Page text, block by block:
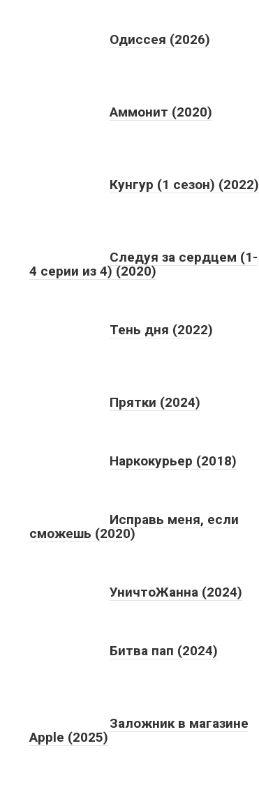
Одиссея (2026)
Аммонит (2020)
Кунгур (1 сезон) (2022)
Следуя за сердцем (1-
4 серии из 4) (2020)
Тень дня (2022)
Прятки (2024)
Наркокурьер (2018)
Исправь меня, если
сможешь (2020)
УничтоЖанна (2024)
Битва пап (2024)
Заложник в магазине
Apple (2025)